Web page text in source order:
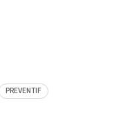
PREVENTIF